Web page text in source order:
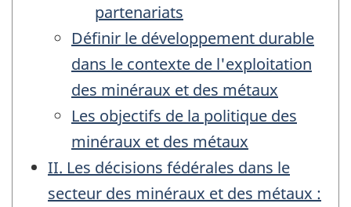
partenariats
Définir le développement durable
dans le contexte de l'exploitation
des minéraux et des métaux
Les objectifs de la politique des
minéraux et des métaux
II. Les décisions fédérales dans le
secteur des minéraux et des métaux :